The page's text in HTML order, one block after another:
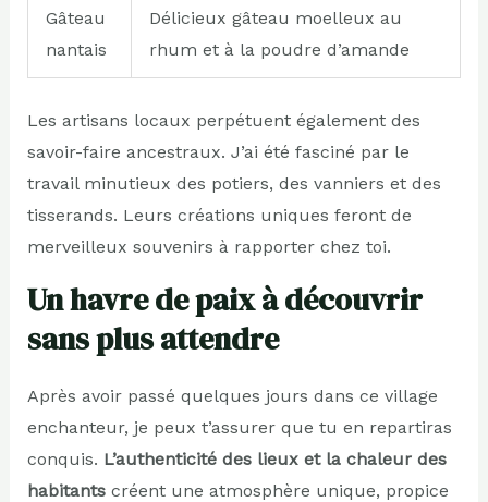
Gâteau
nantais
Délicieux gâteau moelleux au
rhum et à la poudre d’amande
Les artisans locaux perpétuent également des
savoir-faire ancestraux. J’ai été fasciné par le
travail minutieux des potiers, des vanniers et des
tisserands. Leurs créations uniques feront de
merveilleux souvenirs à rapporter chez toi.
Un havre de paix à découvrir
sans plus attendre
Après avoir passé quelques jours dans ce village
enchanteur, je peux t’assurer que tu en repartiras
conquis. L’authenticité des lieux et la chaleur des
habitantscréent une atmosphère unique, propice